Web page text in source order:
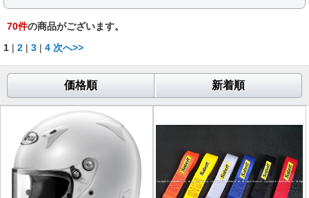
70件の商品がございます。
1 | 2 | 3 | 4 次へ>>
価格順 新着順